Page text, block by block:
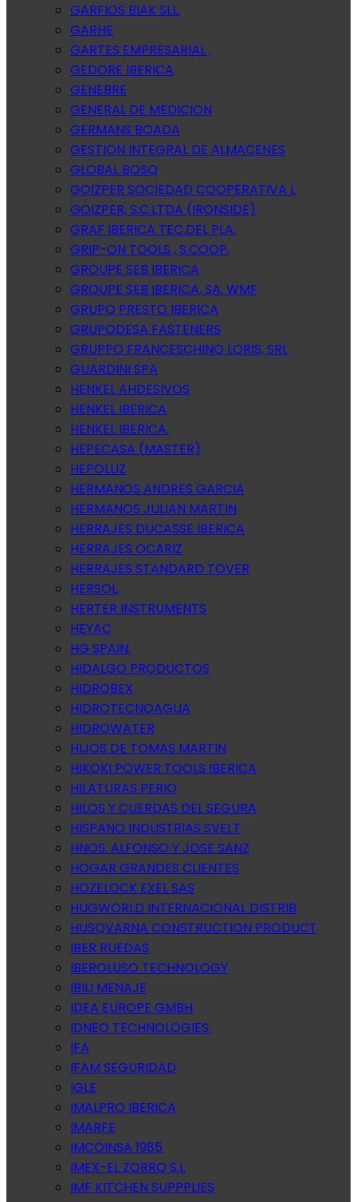
GARFIOS BIAK SLL.
GARHE
GARTES EMPRESARIAL ,
GEDORE IBERICA
GENEBRE
GENERAL DE MEDICION
GERMANS BOADA
GESTION INTEGRAL DE ALMACENES
GLOBAL BOSQ
GOIZPER SOCIEDAD COOPERATIVA L
GOIZPER, S.C.LTDA (IRONSIDE)
GRAF IBERICA TEC.DEL PLA.
GRIP-ON TOOLS , S.COOP.
GROUPE SEB IBERICA
GROUPE SEB IBERICA, SA. WMF
GRUPO PRESTO IBERICA
GRUPODESA FASTENERS
GRUPPO FRANCESCHINO LORIS, SRL
GUARDINI SPA
HENKEL AHDESIVOS
HENKEL IBERICA
HENKEL IBERICA.
HEPECASA (MASTER)
HEPOLUZ
HERMANOS ANDRES GARCIA
HERMANOS JULIAN MARTIN
HERRAJES DUCASSE IBERICA
HERRAJES OCARIZ
HERRAJES STANDARD TOVER
HERSOL.
HERTER INSTRUMENTS
HEYAC
HG SPAIN.
HIDALGO PRODUCTOS
HIDROBEX
HIDROTECNOAGUA
HIDROWATER
HIJOS DE TOMAS MARTIN
HIKOKI POWER TOOLS IBERICA
HILATURAS PERIO
HILOS Y CUERDAS DEL SEGURA
HISPANO INDUSTRIAS SVELT
HNOS. ALFONSO Y JOSE SANZ
HOGAR GRANDES CLIENTES
HOZELOCK EXEL SAS
HUGWORLD INTERNACIONAL DISTRIB
HUSQVARNA CONSTRUCTION PRODUCT
IBER RUEDAS
IBEROLUSO TECHNOLOGY
IBILI MENAJE
IDEA EUROPE GMBH
IDNEO TECHNOLOGIES.
IFA
IFAM SEGURIDAD
IGLE
IMALPRO IBERICA
IMARFE
IMCOINSA 1985
IMEX-EL ZORRO S.L
IMF KITCHEN SUPPPLIES